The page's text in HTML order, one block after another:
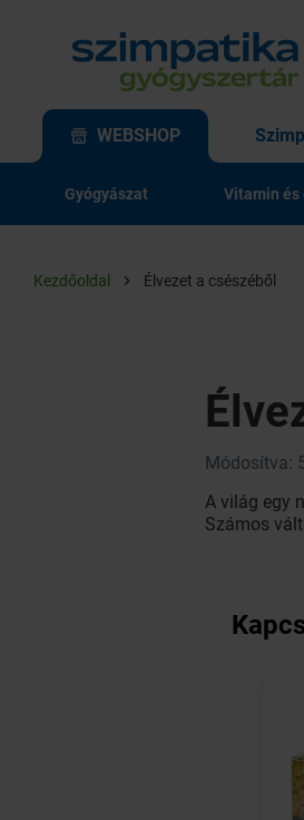
WEBSHOP
Gyógyászat Vitamin és
Kezdőoldal Élvezet a csészéből
Módosítva:
A világ egy
Számos